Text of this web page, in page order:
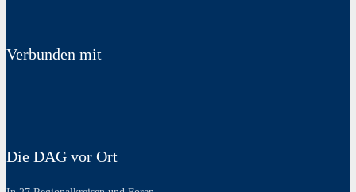
Verbunden mit
Die DAG vor Ort